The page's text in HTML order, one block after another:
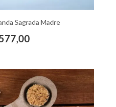
Sagrada Madre